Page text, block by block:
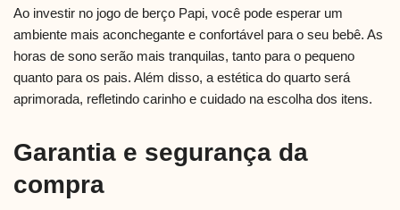
Ao investir no jogo de berço Papi, você pode esperar um
ambiente mais aconchegante e confortável para o seu bebê. As
horas de sono serão mais tranquilas, tanto para o pequeno
quanto para os pais. Além disso, a estética do quarto será
aprimorada, refletindo carinho e cuidado na escolha dos itens.
Garantia e segurança da
compra